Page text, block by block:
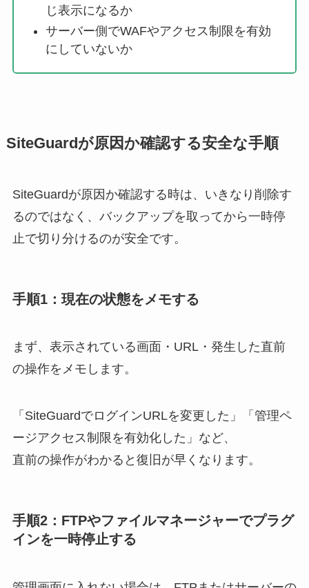
じ表示になるか
サーバー側でWAFやアクセス制限を有効
にしていないか
SiteGuardが原因か確認する安全な手順
SiteGuardが原因か確認する時は、いきなり削除す
るのではなく、バックアップを取ってから一時停
止で切り分けるのが安全です。
手順1：現在の状態をメモする
まず、表示されている画面・URL・発生した直前
の操作をメモします。
「SiteGuardでログインURLを変更した」「管理ペ
ージアクセス制限を有効化した」など、
直前の操作がわかると復旧が早くなります。
手順2：FTPやファイルマネージャーでプラグ
インを一時停止する